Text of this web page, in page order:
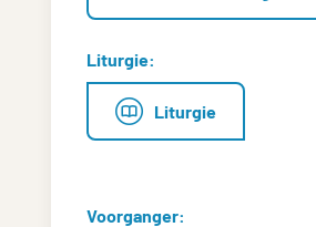
Liturgie:
Liturgie
Voorganger: